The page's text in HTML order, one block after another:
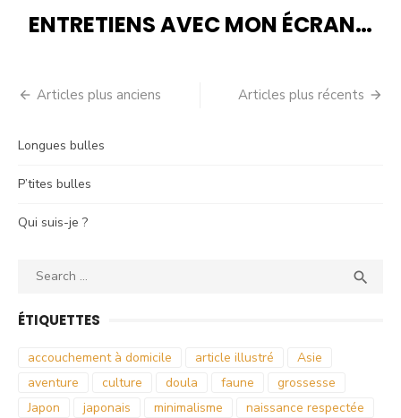
ENTRETIENS AVEC MON ÉCRAN…
Navigation
articles
Articles plus anciens Articles plus récents
Longues bulles
P’tites bulles
Qui suis-je ?
Search

ÉTIQUETTES
accouchement à domicile article illustré
Asie
aventure
culture doula faune
grossesse
Japon
japonais minimalisme naissance respectée